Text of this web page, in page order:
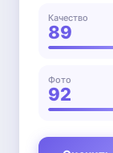
Качество
89
Фото
92